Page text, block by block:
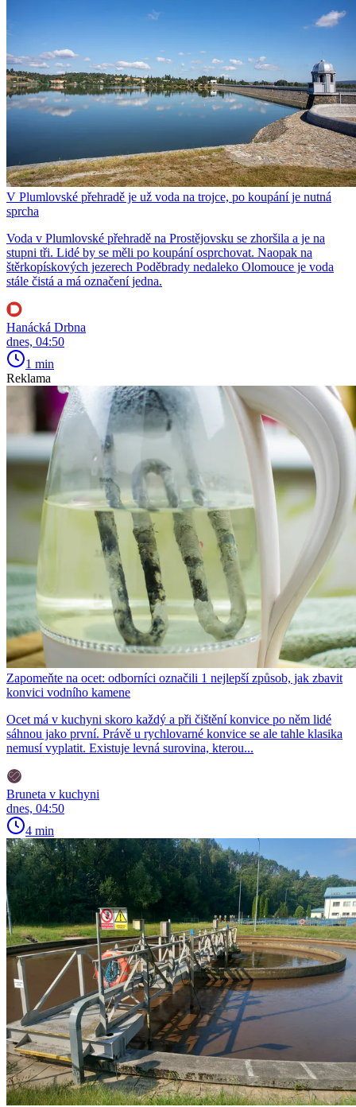
V Plumlovské přehradě je už voda na trojce, po koupání je nutná
sprcha
Voda v Plumlovské přehradě na Prostějovsku se zhoršila a je na
stupni tři. Lidé by se měli po koupání osprchovat. Naopak na
štěrkopískových jezerech Poděbrady nedaleko Olomouce je voda
stále čistá a má označení jedna.
Hanácká Drbna
dnes, 04:50
1 min
Reklama
Zapomeňte na ocet: odborníci označili 1 nejlepší způsob, jak zbavit
konvici vodního kamene
Ocet má v kuchyni skoro každý a při čištění konvice po něm lidé
sáhnou jako první. Právě u rychlovarné konvice se ale tahle klasika
nemusí vyplatit. Existuje levná surovina, kterou...
Bruneta v kuchyni
dnes, 04:50
4 min